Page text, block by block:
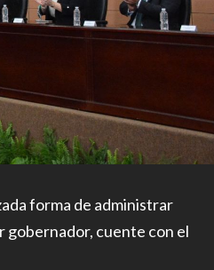
forma de administrar
gobernador, cuente con el